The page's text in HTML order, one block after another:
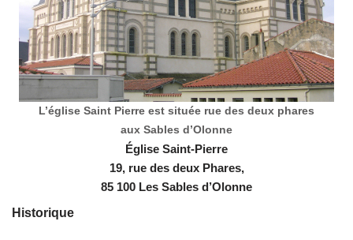
L’église Saint Pierre est située rue des deux phares
aux Sables d’Olonne
Église Saint-Pierre
19, rue des deux Phares,
85 100 Les Sables d’Olonne
Historique